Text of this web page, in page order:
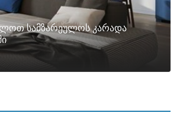
სამზარეულოს კარადა